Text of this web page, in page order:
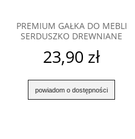
PREMIUM GAŁKA DO MEBLI
SERDUSZKO DREWNIANE
23,90 zł
powiadom o dostępności